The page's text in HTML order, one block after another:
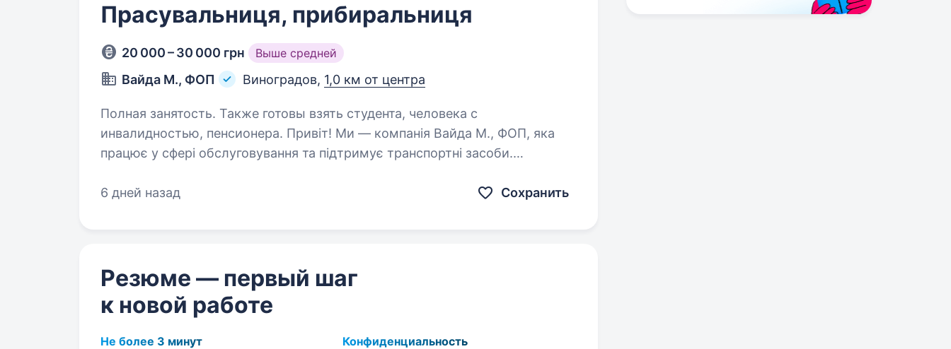
Прасувальниця, прибиральниця
20 000 – 30 000 грн Выше средней
Вайда М., ФОП Виноградов, 1,0 км от центра
Полная занятость. Также готовы взять студента, человека с
инвалидностью, пенсионера. Привіт! Ми — компанія Вайда М., ФОП, яка
працює у сфері обслуговування та підтримує транспортні засоби.
прасувальниці та прибиральниці у місті Виноградів…
6 дней назад Сохранить
Резюме — первый шаг
к новой работе
Не более 3 минут
Конфиденциальность